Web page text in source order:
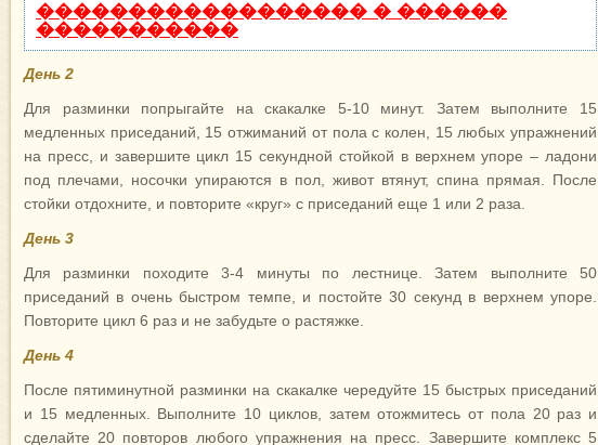
������������������ � ������
�����������
День 2
Для разминки попрыгайте на скакалке 5-10 минут. Затем выполните 15
медленных приседаний, 15 отжиманий от пола с колен, 15 любых упражнений
на пресс, и завершите цикл 15 секундной стойкой в верхнем упоре – ладони
под плечами, носочки упираются в пол, живот втянут, спина прямая. После
стойки отдохните, и повторите «круг» с приседаний еще 1 или 2 раза.
День 3
Для разминки походите 3-4 минуты по лестнице. Затем выполните 50
приседаний в очень быстром темпе, и постойте 30 секунд в верхнем упоре.
Повторите цикл 6 раз и не забудьте о растяжке.
День 4
После пятиминутной разминки на скакалке чередуйте 15 быстрых приседаний
и 15 медленных. Выполните 10 циклов, затем отожмитесь от пола 20 раз и
сделайте 20 повторов любого упражнения на пресс. Завершите комплекс 5